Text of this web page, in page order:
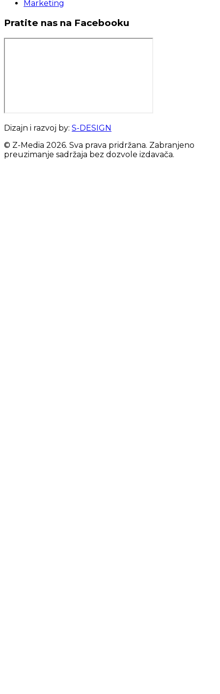
Marketing
Pratite nas na Facebooku
Dizajn i razvoj by: S-DESIGN
© Z-Media 2026. Sva prava pridržana. Zabranjeno
preuzimanje sadržaja bez dozvole izdavača.